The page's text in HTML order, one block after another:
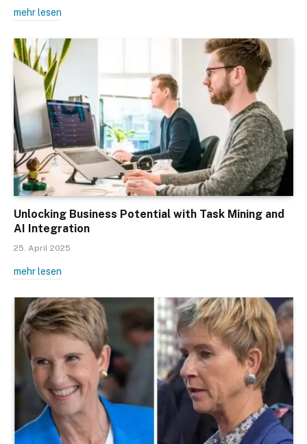
mehr lesen
Unlocking Business Potential with Task Mining and
AI Integration
25. April 2025
mehr lesen